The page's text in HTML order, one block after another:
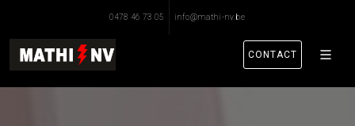
0478 46 73 05 info@mathi-nv.be
CONTACT